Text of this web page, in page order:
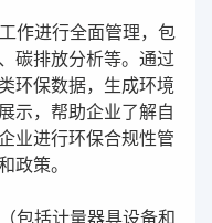
作进行全面管理，包
碳排放分析等。通过
环保数据，生成环境
示，帮助企业了解自
业进行环保合规性管
政策。
包括计量器具设备和